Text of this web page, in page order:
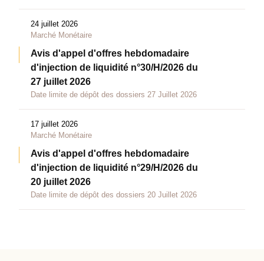
24 juillet 2026
Marché Monétaire
Avis d'appel d'offres hebdomadaire
d'injection de liquidité n°30/H/2026 du
27 juillet 2026
Date limite de dépôt des dossiers 27 Juillet 2026
17 juillet 2026
Marché Monétaire
Avis d'appel d'offres hebdomadaire
d'injection de liquidité n°29/H/2026 du
20 juillet 2026
Date limite de dépôt des dossiers 20 Juillet 2026